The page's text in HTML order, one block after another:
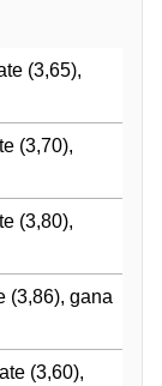
(3,65),
(3,70),
(3,80),
(3,86), gana
(3,60),